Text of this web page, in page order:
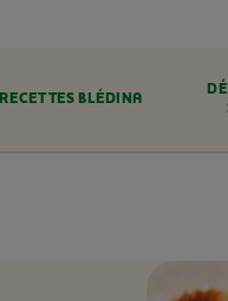
RECETTES BLÉDINA